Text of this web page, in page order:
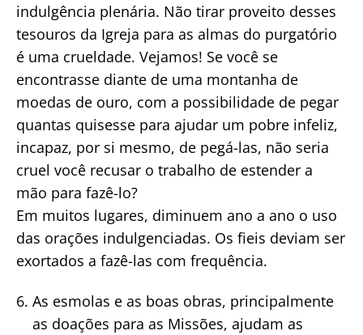
indulgência plenária. Não tirar proveito desses
tesouros da Igreja para as almas do purgatório
é uma crueldade. Vejamos! Se você se
encontrasse diante de uma montanha de
moedas de ouro, com a possibilidade de pegar
quantas quisesse para ajudar um pobre infeliz,
incapaz, por si mesmo, de pegá-las, não seria
cruel você recusar o trabalho de estender a
mão para fazê-lo?
Em muitos lugares, diminuem ano a ano o uso
das orações indulgenciadas. Os fieis deviam ser
exortados a fazê-las com frequência.
As esmolas e as boas obras, principalmente
as doações para as Missões, ajudam as